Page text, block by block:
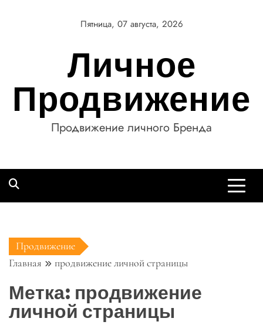
Пятница, 07 августа, 2026
Личное
Продвижение
Продвижение личного Бренда
Продвижение
Главная
продвижение личной страницы
Метка: продвижение
личной страницы